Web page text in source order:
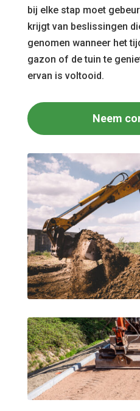
bij elke stap moet
krijgt van beslissingen
genomen wanneer het
gazon of de tuin te
ervan is voltooid.
Neem